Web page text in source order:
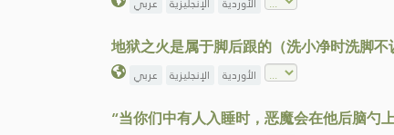
地狱之火是属于脚后跟的（洗小净时洗脚不
عربي الإنجليزية الأوردية
“当你们中有人入睡时，恶魔会在他后脑勺